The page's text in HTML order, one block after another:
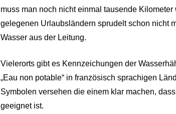
muss man noch nicht einmal tausende
gelegenen Urlaubsländern sprudelt schon nicht
Wasser aus der Leitung.
Vielerorts gibt es Kennzeichungen der
„Eau non potable“ in französisch sprachigen
Symbolen versehen die einem klar machen,
geeignet ist.